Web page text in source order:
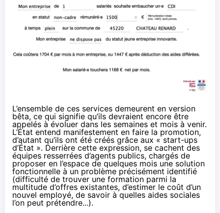
L’ensemble de ces services demeurent en version
bêta, ce qui signifie qu’ils devraient encore être
appelés à évoluer dans les semaines et mois à venir.
L’État entend manifestement en faire la promotion,
d’autant qu’ils ont été créés grâce aux « start-ups
d’État ». Derrière cette expression, se cachent des
équipes resserrées d’agents publics, chargés de
proposer en l’espace de quelques mois une solution
fonctionnelle à un problème précisément identifié
(difficulté de trouver une formation parmi la
multitude d’offres existantes, d’estimer le coût d’un
nouvel employé, de savoir à quelles aides sociales
l’on peut prétendre...).